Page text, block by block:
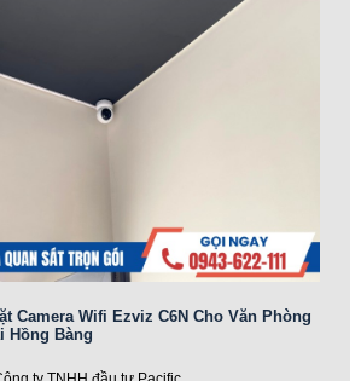
Camera Wifi Ezviz C6N Cho Văn Phòng
Hồng Bàng